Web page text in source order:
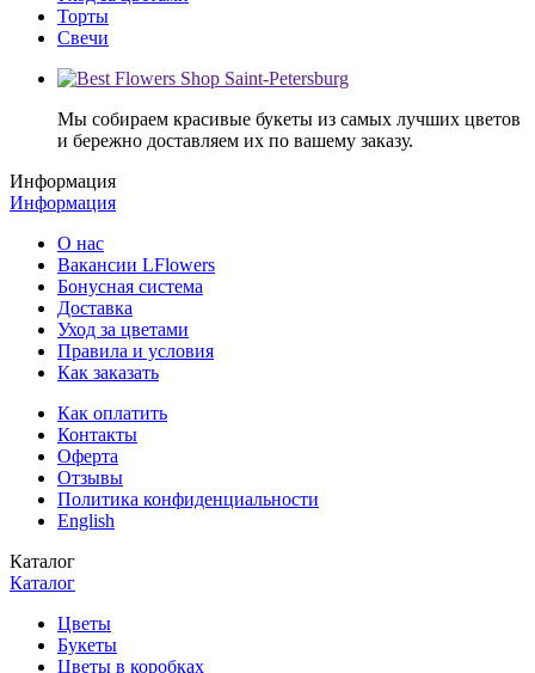
Торты
Свечи
Мы собираем красивые букеты из самых лучших цветов
и бережно доставляем их по вашему заказу.
Информация
Информация
О нас
Вакансии LFlowers
Бонусная система
Доставка
Уход за цветами
Правила и условия
Как заказать
Как оплатить
Контакты
Оферта
Отзывы
Политика конфиденциальности
English
Каталог
Каталог
Цветы
Букеты
Цветы в коробках